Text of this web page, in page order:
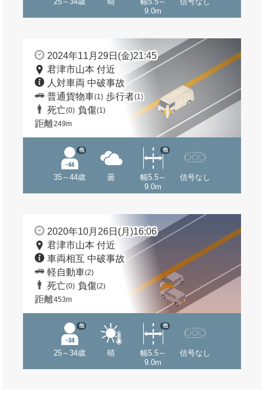
9.0m
2024年11月29日(金)21:45
君津市山本 付近
人対車両 中破事故
普通貨物車(1) 歩行者(1)
死亡(0) 負傷(1)
距離249m
35～44歳
他
曇
幅5.5～
9.0m
他
信号なし
2020年10月26日(月)16:06
君津市山本 付近
車両相互 中破事故
軽自動車(2)
死亡(0) 負傷(2)
距離453m
25～34歳
他
晴
幅5.5～
9.0m
他
信号なし